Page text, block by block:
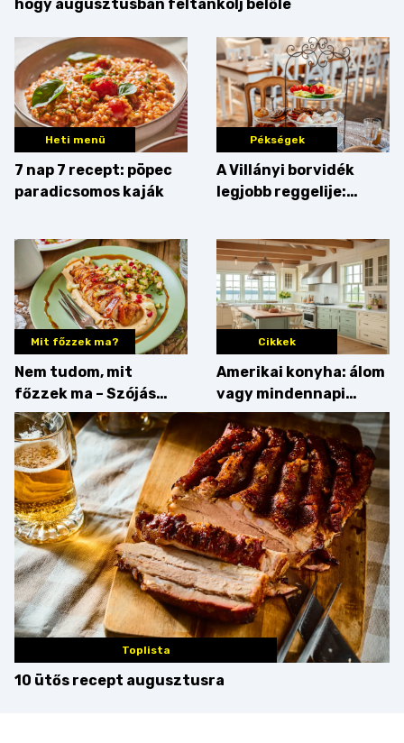
hogy augusztusban feltankolj belőle
Heti menü
7 nap 7 recept: pöpec
paradicsomos kaják
Pékségek
A Villányi borvidék
legjobb reggelije:
gourmet pékáruk
Palkonyán
Mit főzzek ma?
Nem tudom, mit
főzzek ma – Szójás
sztori
Cikkek
Amerikai konyha: álom
vagy mindennapi
bosszúság? Mutatjuk
az érveket
Toplista
10 ütős recept augusztusra